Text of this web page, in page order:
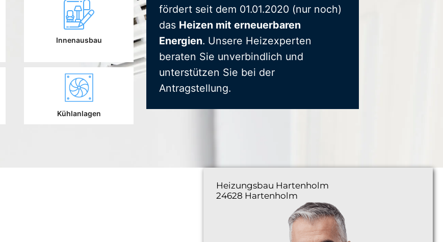
Innenausbau
Kühlanlagen
fördert seit dem 01.01.2020 (nur noch)
das Heizen mit erneuerbaren
Energien. Unsere Heizexperten
beraten Sie unverbindlich und
unterstützen Sie bei der
Antragstellung.
Heizungsbau Hartenholm
24628 Hartenholm